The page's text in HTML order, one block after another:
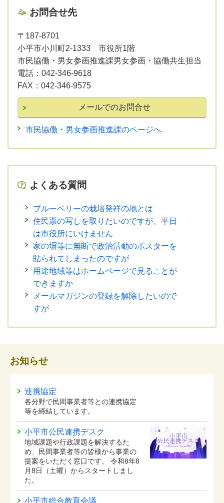
お問合せ先
〒187-8701
小平市小川町2-1333 市役所1階
市民協働・男女参画推進課男女参画・協働共生担当
電話： 042-346-9618
FAX： 042-346-9575
市民協働・男女参画推進課のページへ
よくある質問
ブルーベリーの栽培発祥の地とは
住民票の写しを取りたいのですが、平日
は市役所にいけません
家の塀等に無断で政治活動のポスターを
貼られてしまったのですが
用途地域等はホームページで見ることが
できますか
メールマガジンの登録を解除したいので
すが
お知らせ
連携協定
各分野で民間事業者等との連携協定
等を締結しています。
小平市公民連携デスク
地域課題や行政課題を解決するた
め、民間事業者等の皆様から事業の
提案をいただく窓口です。 令和8年8
月8日（土曜）からスタートしまし
た。
小平市総合教育会議